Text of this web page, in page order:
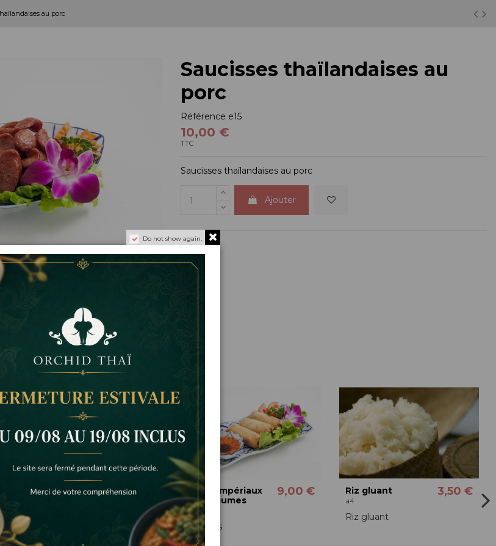
au porc
Saucisses thaïlandaises au
porc
Référence e15
10,00 €
TTC
Saucisses thaïlandaises au porc
Ajouter
ce produit ont également acheté...
Salade thai aux
9,00 €
Salade thai aux crevettes
Pâtés impériaux
aux légumes
e16
9,00 €
3 pièces
Riz gluant
a4
3,50 €
Riz gluant
Do not show again.